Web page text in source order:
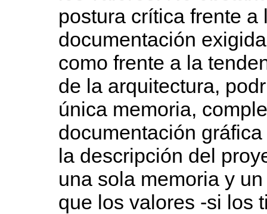
postura crítica frente
documentación
como frente a la
de la arquitectura,
única memoria,
documentación
la descripción del
una sola memoria y
que los valores -si los